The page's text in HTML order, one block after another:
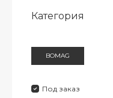
Категория
BOMAG
Под заказ